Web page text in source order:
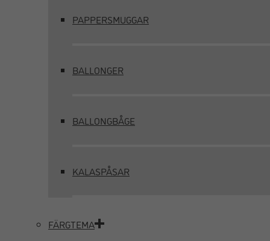
PAPPERSMUGGAR
BALLONGER
BALLONGBÅGE
KALASPÅSAR
FÄRGTEMA